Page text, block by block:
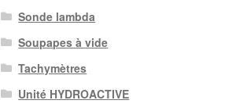
Sonde lambda
Soupapes à vide
Tachymètres
Unité HYDROACTIVE